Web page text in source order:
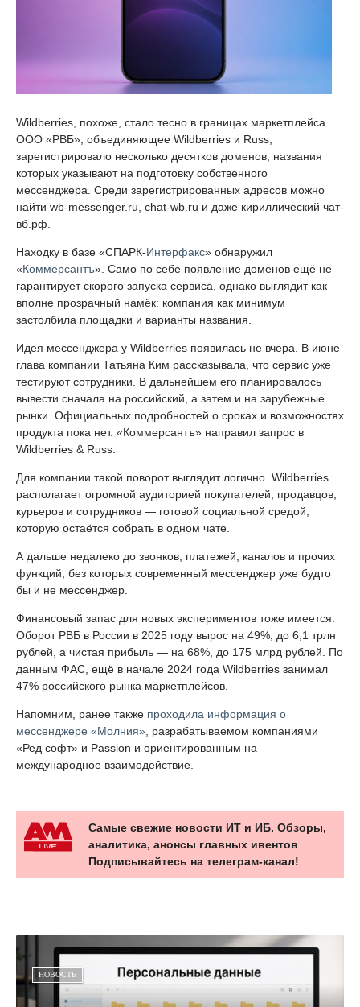
Wildberries, похоже, стало тесно в границах маркетплейса.
ООО «РВБ», объединяющее Wildberries и Russ,
зарегистрировало несколько десятков доменов, названия
которых указывают на подготовку собственного
мессенджера. Среди зарегистрированных адресов можно
найти wb-messenger.ru, chat-wb.ru и даже кириллический чат-
вб.рф.
Находку в базе «СПАРК-Интерфакс» обнаружил
«Коммерсантъ». Само по себе появление доменов ещё не
гарантирует скорого запуска сервиса, однако выглядит как
вполне прозрачный намёк: компания как минимум
застолбила площадки и варианты названия.
Идея мессенджера у Wildberries появилась не вчера. В июне
глава компании Татьяна Ким рассказывала, что сервис уже
тестируют сотрудники. В дальнейшем его планировалось
вывести сначала на российский, а затем и на зарубежные
рынки. Официальных подробностей о сроках и возможностях
продукта пока нет. «Коммерсантъ» направил запрос в
Wildberries & Russ.
Для компании такой поворот выглядит логично. Wildberries
располагает огромной аудиторией покупателей, продавцов,
курьеров и сотрудников — готовой социальной средой,
которую остаётся собрать в одном чате.
А дальше недалеко до звонков, платежей, каналов и прочих
функций, без которых современный мессенджер уже будто
бы и не мессенджер.
Финансовый запас для новых экспериментов тоже имеется.
Оборот РВБ в России в 2025 году вырос на 49%, до 6,1 трлн
рублей, а чистая прибыль — на 68%, до 175 млрд рублей. По
данным ФАС, ещё в начале 2024 года Wildberries занимал
47% российского рынка маркетплейсов.
Напомним, ранее также проходила информация о
мессенджере «Молния», разрабатываемом компаниями
«Ред софт» и Passion и ориентированным на
международное взаимодействие.
Самые свежие новости ИТ и ИБ. Обзоры,
аналитика, анонсы главных ивентов
Подписывайтесь на телеграм-канал!
НОВОСТЬ